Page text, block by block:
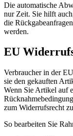
Die automatische
nur Zeit. Sie hilft
die
werden.
EU
Verbraucher in der
sie den gekauften
Wenn Sie Artikel auf
zum Widerrufsrecht
So bearbeiten Sie